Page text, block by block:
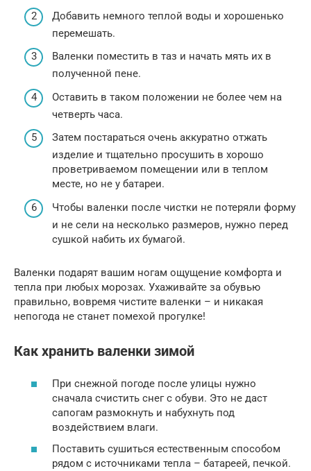
Добавить немного теплой воды и хорошенько
перемешать.
Валенки поместить в таз и начать мять их в
полученной пене.
Оставить в таком положении не более чем на
четверть часа.
Затем постараться очень аккуратно отжать
изделие и тщательно просушить в хорошо
проветриваемом помещении или в теплом
месте, но не у батареи.
Чтобы валенки после чистки не потеряли форму
и не сели на несколько размеров, нужно перед
сушкой набить их бумагой.
Валенки подарят вашим ногам ощущение комфорта и
тепла при любых морозах. Ухаживайте за обувью
правильно, вовремя чистите валенки – и никакая
непогода не станет помехой прогулке!
Как хранить валенки зимой
При снежной погоде после улицы нужно
сначала счистить снег с обуви. Это не даст
сапогам размокнуть и набухнуть под
воздействием влаги.
Поставить сушиться естественным способом
рядом с источниками тепла – батареей, печкой.